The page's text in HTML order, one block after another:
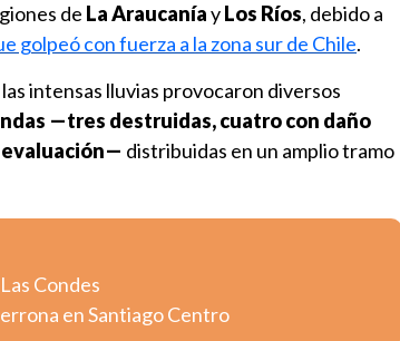
de La AraucaníayLos Ríos, debido a
golpeó con fuerza a la zona sur de Chile.
intensas lluvias provocaron diversos
—tres destruidas, cuatro con daño
evaluación— distribuidas en un amplio tramo
Condes
en Santiago Centro